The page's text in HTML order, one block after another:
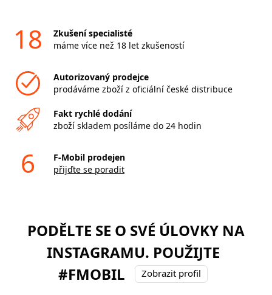
18
Zkušení specialisté
máme více než 18 let zkušeností
Autorizovaný prodejce
prodáváme zboží z oficiální české distribuce
Fakt rychlé dodání
zboží skladem posíláme do 24 hodin
6
F-Mobil prodejen
přijďte se poradit
PODĚLTE SE O SVÉ ÚLOVKY NA
INSTAGRAMU. POUŽIJTE
#FMOBIL
Zobrazit profil